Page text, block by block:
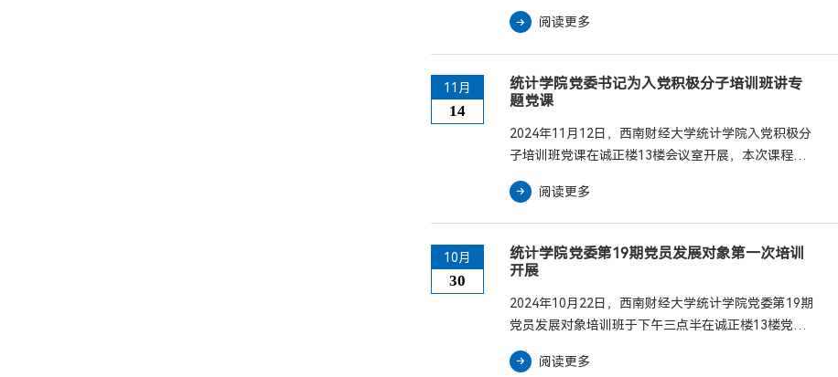
动。此次活动旨在深化党史学习教育，增强党员的责
任感和使命感，激励全体党员不忘初心，砥砺前行。
下午2时，党员们在党支部书记李芷茜的带领下，从学
校南门乘车前往温江区烈士陵园。到达后，党员们整
士纪念碑默哀三分钟，以表达对革命先烈的深切哀悼
和无限敬仰。...
阅读更多
11月
14
统计学院党委书记为入党积极分子培训班讲专
题党课
2024年11月12日，西南财经大学统计学院入党积极分
子培训班党课在诚正楼13楼会议室开展，本次课程由
主题，首先从教育的战略地位、教育强国的核心特征
和建设教育强国的科学方法等三个方面，向大家深入
阐释了习近平总书记重要讲话和全国教育大会的丰富
内涵、精神实质和重大意义。她指出，全国教育大会
育工作的高度重视，同学们应当积极学习贯彻大会精
神，...
阅读更多
10月
30
统计学院党委第19期党员发展对象第一次培训
开展
2024年10月22日，西南财经大学统计学院党委第19期
党员发展对象培训班于下午三点半在诚正楼13楼党建
云，学院党建组织员黄琴，第19期发展对象培训班全
阅读更多